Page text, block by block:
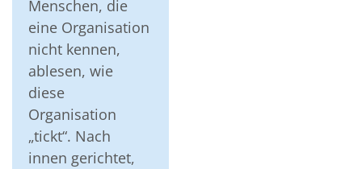
Menschen, die
eine Organisation
nicht kennen,
ablesen, wie
diese
Organisation
„tickt“. Nach
innen gerichtet,